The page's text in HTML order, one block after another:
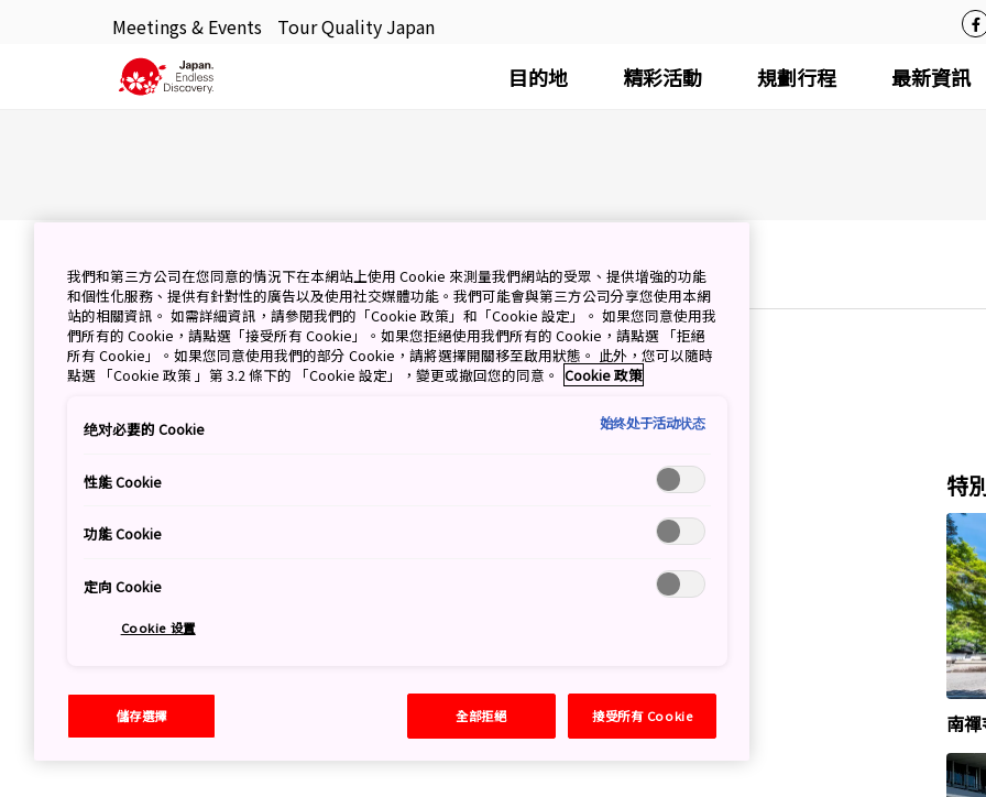
Meetings & Events Tour Quality Japan
目的地 精彩活動 規劃行程 最新資訊
特
南
我們和第三方公司在您同意的情況下在本網站上使用 Cookie 來測量我們網站的受眾、提供增強的功能
和個性化服務、提供有針對性的廣告以及使用社交媒體功能。我們可能會與第三方公司分享您使用本網
站的相關資訊。 如需詳細資訊，請參閱我們的「Cookie 政策」和「Cookie 設定」。 如果您同意使用我
們所有的 Cookie，請點選「接受所有 Cookie」。如果您拒絕使用我們所有的 Cookie，請點選 「拒絕
所有 Cookie」。如果您同意使用我們的部分 Cookie，請將選擇開關移至啟用狀態。 此外，您可以隨時
點選 「Cookie 政策 」第 3.2 條下的 「Cookie 設定」，變更或撤回您的同意。 Cookie 政策
绝对必要的 Cookie 始终处于活动状态
性能 Cookie
功能 Cookie
定向 Cookie
Cookie 设置
儲存選擇 全部拒絕 接受所有 Cookie